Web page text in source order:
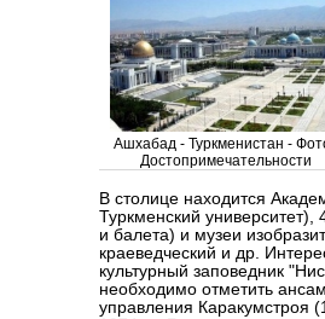
Ашхабад - Туркменистан -
Достопримечательности
В столице находится
Туркменский университет),
и балета) и музеи
краеведческий и др.
культурный заповедник
необходимо отметить
управления Каракумстроя